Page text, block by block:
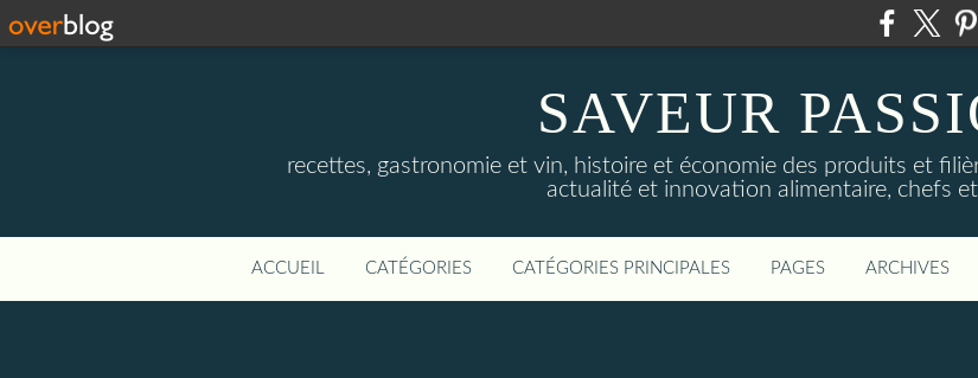
SAVEUR
recettes, gastronomie et vin, histoire et économie des produits et
actualité et innovation alimentaire, chefs
ACCUEIL CATÉGORIES CATÉGORIES PRINCIPALES PAGES ARCHIVES